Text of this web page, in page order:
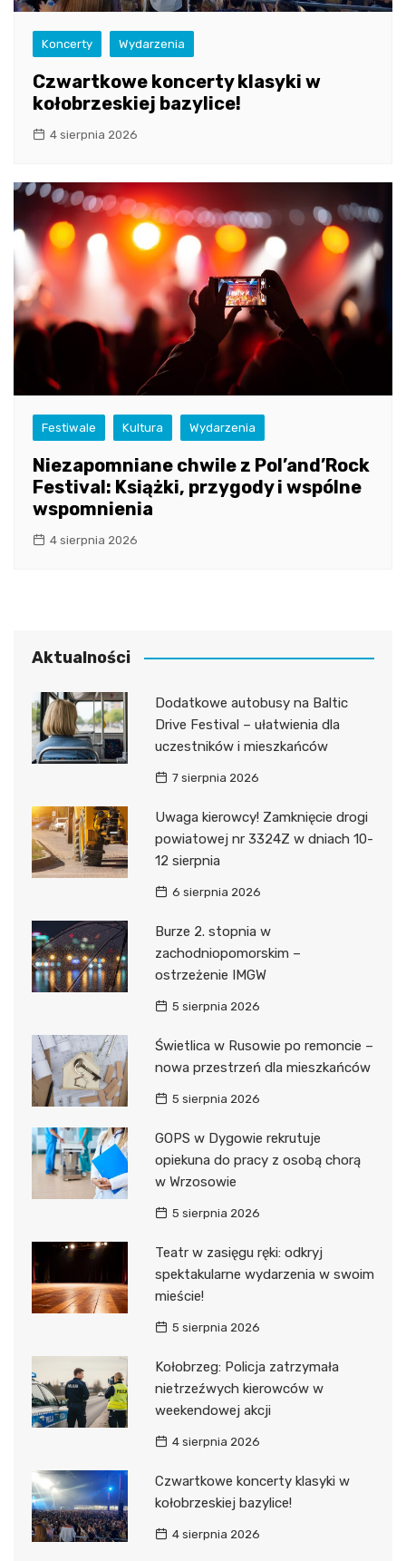
Koncerty Wydarzenia
Czwartkowe koncerty klasyki w
kołobrzeskiej bazylice!
4 sierpnia 2026
Festiwale Kultura Wydarzenia
Niezapomniane chwile z Pol’and’Rock
Festival: Książki, przygody i wspólne
wspomnienia
4 sierpnia 2026
Aktualności
Dodatkowe autobusy na Baltic
Drive Festival – ułatwienia dla
uczestników i mieszkańców
7 sierpnia 2026
Uwaga kierowcy! Zamknięcie drogi
powiatowej nr 3324Z w dniach 10-
12 sierpnia
6 sierpnia 2026
Burze 2. stopnia w
zachodniopomorskim –
ostrzeżenie IMGW
5 sierpnia 2026
Świetlica w Rusowie po remoncie –
nowa przestrzeń dla mieszkańców
5 sierpnia 2026
GOPS w Dygowie rekrutuje
opiekuna do pracy z osobą chorą
w Wrzosowie
5 sierpnia 2026
Teatr w zasięgu ręki: odkryj
spektakularne wydarzenia w swoim
mieście!
5 sierpnia 2026
Kołobrzeg: Policja zatrzymała
nietrzeźwych kierowców w
weekendowej akcji
4 sierpnia 2026
Czwartkowe koncerty klasyki w
kołobrzeskiej bazylice!
4 sierpnia 2026